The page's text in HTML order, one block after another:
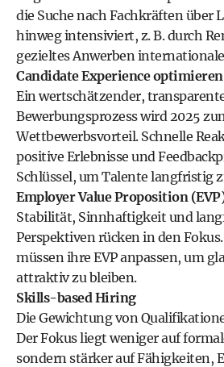
die Suche nach Fachkräften über
hinweg intensiviert, z. B. durch
gezieltes Anwerben
Candidate Experience optimieren
Ein wertschätzender,
Bewerbungsprozess wird 2025
Wettbewerbsvorteil. Schnelle
positive Erlebnisse und
Schlüssel, um Talente langfristig
Employer Value Proposition
Stabilität, Sinnhaftigkeit und
Perspektiven rücken in den
müssen ihre EVP anpassen, um
attraktiv zu bleiben.
Skills-based Hiring
Die Gewichtung von
Der Fokus liegt weniger auf
sondern stärker auf Fähigkeiten,